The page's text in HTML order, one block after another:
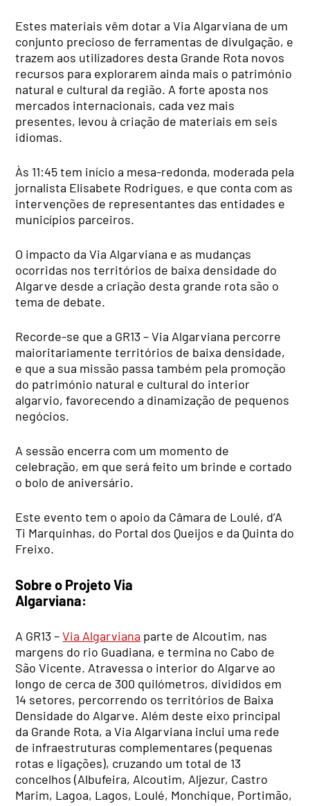
Estes materiais vêm dotar a Via Algarviana de um
conjunto precioso de ferramentas de divulgação, e
trazem aos utilizadores desta Grande Rota novos
recursos para explorarem ainda mais o património
natural e cultural da região. A forte aposta nos
mercados internacionais, cada vez mais
presentes, levou à criação de materiais em seis
idiomas.
Às 11:45 tem início a mesa-redonda, moderada pela
jornalista Elisabete Rodrigues, e que conta com as
intervenções de representantes das entidades e
municípios parceiros.
O impacto da Via Algarviana e as mudanças
ocorridas nos territórios de baixa densidade do
Algarve desde a criação desta grande rota são o
tema de debate.
Recorde-se que a GR13 – Via Algarviana percorre
maioritariamente territórios de baixa densidade,
e que a sua missão passa também pela promoção
do património natural e cultural do interior
algarvio, favorecendo a dinamização de pequenos
negócios.
A sessão encerra com um momento de
celebração, em que será feito um brinde e cortado
o bolo de aniversário.
Este evento tem o apoio da Câmara de Loulé, d’A
Ti Marquinhas, do Portal dos Queijos e da Quinta do
Freixo.
Sobre o Projeto Via
Algarviana:
A GR13 –Via Algarviana parte de Alcoutim, nas
margens do rio Guadiana, e termina no Cabo de
São Vicente. Atravessa o interior do Algarve ao
longo de cerca de 300 quilómetros, divididos em
14 setores, percorrendo os territórios de Baixa
Densidade do Algarve. Além deste eixo principal
da Grande Rota, a Via Algarviana inclui uma rede
de infraestruturas complementares (pequenas
rotas e ligações), cruzando um total de 13
concelhos (Albufeira, Alcoutim, Aljezur, Castro
Marim, Lagoa, Lagos, Loulé, Monchique, Portimão,